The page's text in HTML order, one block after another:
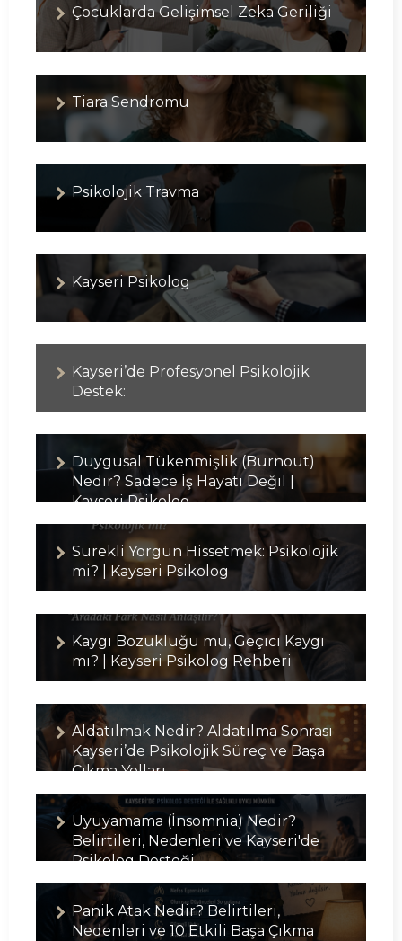
Çocuklarda Gelişimsel Zeka Geriliği
Tiara Sendromu
Psikolojik Travma
Kayseri Psikolog
Kayseri’de Profesyonel Psikolojik
Destek:
Duygusal Tükenmişlik (Burnout)
Nedir? Sadece İş Hayatı Değil |
Kayseri Psikolog
Sürekli Yorgun Hissetmek: Psikolojik
mi? | Kayseri Psikolog
Kaygı Bozukluğu mu, Geçici Kaygı
mı? | Kayseri Psikolog Rehberi
Aldatılmak Nedir? Aldatılma Sonrası
Kayseri’de Psikolojik Süreç ve Başa
Çıkma Yolları
Uyuyamama (İnsomnia) Nedir?
Belirtileri, Nedenleri ve Kayseri'de
Psikolog Desteği
Panik Atak Nedir? Belirtileri,
Nedenleri ve 10 Etkili Başa Çıkma